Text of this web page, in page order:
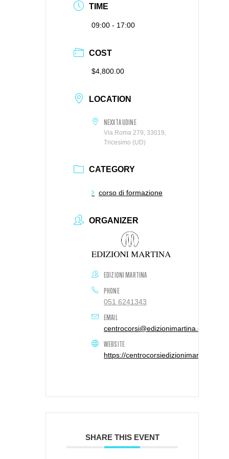
TIME
09:00 - 17:00
COST
$4,800.00
LOCATION
NEXXTA UDINE
Via Roma 279, 33019,
Tricesimo (UD)
CATEGORY
corso di formazione
ORGANIZER
EDIZIONI MARTINA
PHONE
051 6241343
EMAIL
centrocorsi@edizionimartina.com
WEBSITE
https://centrocorsiedizionimartina.com/
SHARE THIS EVENT